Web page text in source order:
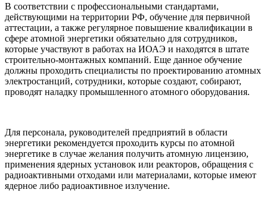
В соответствии с профессиональными стандартами,
действующими на территории РФ, обучение для первичной
аттестации, а также регулярное повышение квалификации в
сфере атомной энергетики обязательно для сотрудников,
которые участвуют в работах на ИОАЭ и находятся в штате
строительно-монтажных компаний. Еще данное обучение
должны проходить специалисты по проектированию атомных
электростанций, сотрудники, которые создают, собирают,
проводят наладку промышленного атомного оборудования.
Для персонала, руководителей предприятий в области
энергетики рекомендуется проходить курсы по атомной
энергетике в случае желания получить атомную лицензию,
применения ядерных установок или реакторов, обращения с
радиоактивными отходами или материалами, которые имеют
ядерное либо радиоактивное излучение.